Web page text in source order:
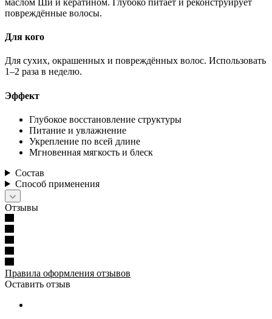
повреждённые волосы.
Для кого
Для сухих, окрашенных и повреждённых волос. Использовать
1–2 раза в неделю.
Эффект
Глубокое восстановление структуры
Питание и увлажнение
Укрепление по всей длине
Мгновенная мягкость и блеск
Состав
Способ применения
Отзывы
Правила оформления отзывов
Оставить отзыв